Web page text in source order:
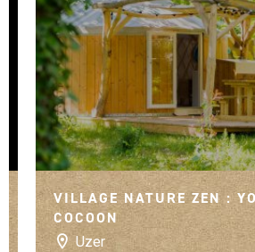
VILLAGE NATURE ZEN :
COCOON
Uzer